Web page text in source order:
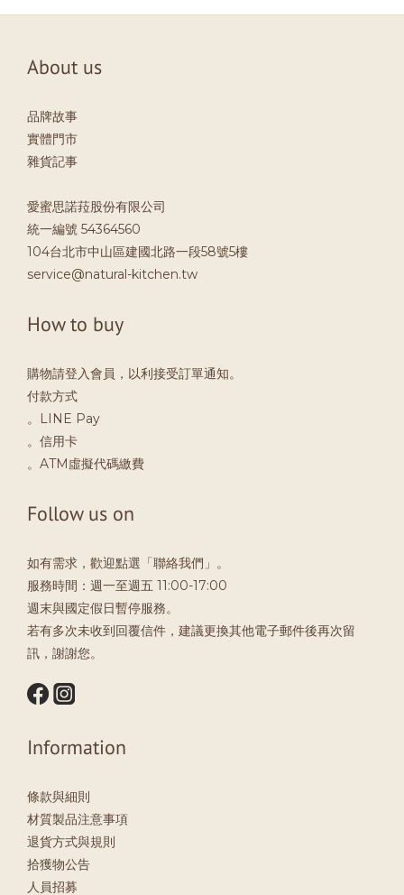
About us
品牌故事
實體門市
雜貨記事
愛蜜思諾菈股份有限公司
統一編號 54364560
104台北市中山區建國北路一段58號5樓
service@natural-kitchen.tw
How to buy
購物請登入會員，以利接受訂單通知。
付款方式
。LINE Pay
。信用卡
。ATM虛擬代碼繳費
Follow us on
如有需求，歡迎點選「聯絡我們」。
服務時間：週一至週五 11:00-17:00
週末與國定假日暫停服務。
若有多次未收到回覆信件，建議更換其他電子郵件後再次留
訊，謝謝您。
Information
條款與細則
材質製品注意事項
退貨方式與規則
拾獲物公告
人員招募